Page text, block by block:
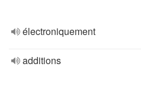
électroniquement
additions